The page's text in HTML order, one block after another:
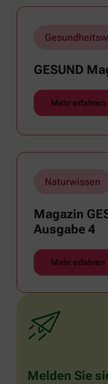
GESUND
Mehr erfahren
Naturwissen
Magazin
Ausgabe 4
Mehr erfahren
Melden Sie